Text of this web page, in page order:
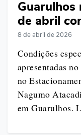
Guarulhos
de abril
8 de abril de 2026
Condições
apresentadas
no
Nagumo
em Guarulhos.